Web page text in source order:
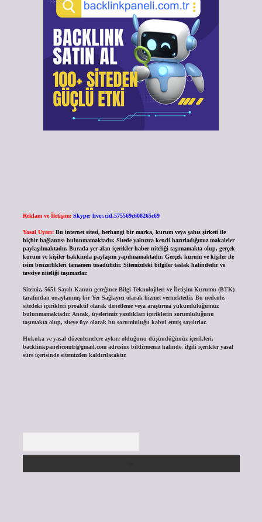
Reklam ve İletişim: Skype: live:.cid.575569c608265c69
Yasal Uyarı: Bu internet sitesi, herhangi bir marka, kurum veya şahıs şirketi ile
hiçbir bağlantısı bulunmamaktadır. Sitede yalnızca kendi hazırladığımız makaleler
paylaşılmaktadır. Burada yer alan içerikler haber niteliği taşımamakta olup, gerçek
kurum ve kişiler hakkında paylaşım yapılmamaktadır. Gerçek kurum ve kişiler ile
isim benzerlikleri tamamen tesadüfidir. Sitemizdeki bilgiler taslak halindedir ve
tavsiye niteliği taşımazlar.
Sitemiz, 5651 Sayılı Kanun gereğince Bilgi Teknolojileri ve İletişim Kurumu (BTK)
tarafından onaylanmış bir Yer Sağlayıcı olarak hizmet vermektedir. Bu nedenle,
sitedeki içerikleri proaktif olarak denetleme veya araştırma yükümlülüğümüz
bulunmamaktadır. Ancak, üyelerimiz yazdıkları içeriklerin sorumluluğunu
taşımakta olup, siteye üye olarak bu sorumluluğu kabul etmiş sayılırlar.
Hukuka ve yasal düzenlemelere aykırı olduğunu düşündüğünüz içerikleri,
backlinkpanelicomtr@gmail.comadresine bildirmeniz halinde, ilgili içerikler yasal
süre içerisinde sitemizden kaldırılacaktır.